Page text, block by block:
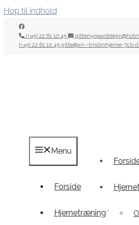
Hop til indhold
(+45) 22 61 10 45
(+45) 22 61 10 45 gitte@xn--trndinhjerne-
Menu
Forside
Hjernetræning